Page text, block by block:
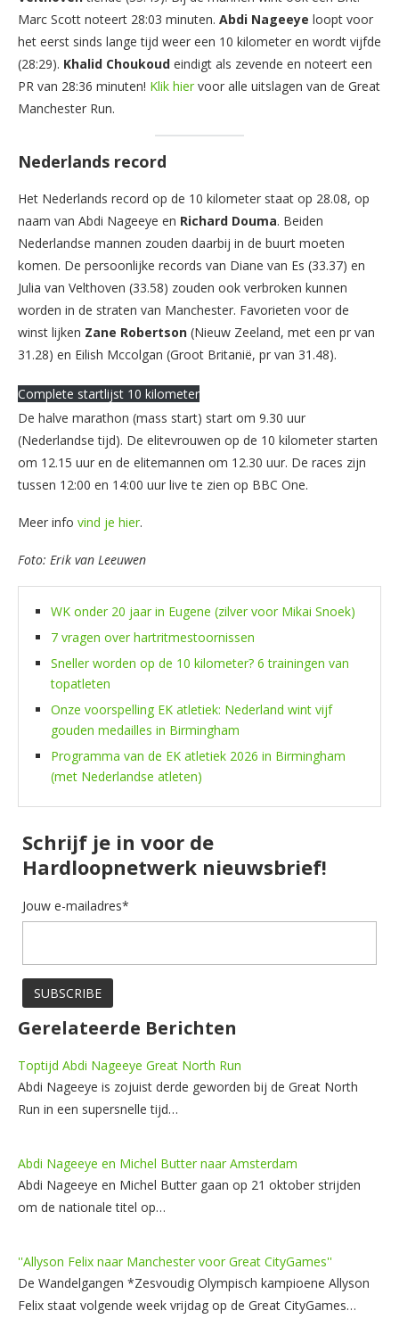
Marc Scott noteert 28:03 minuten. Abdi Nageeye loopt voor
het eerst sinds lange tijd weer een 10 kilometer en wordt vijfde
(28:29). Khalid Choukoud eindigt als zevende en noteert een
PR van 28:36 minuten! Klik hier voor alle uitslagen van de Great
Manchester Run.
Nederlands record
Het Nederlands record op de 10 kilometer staat op 28.08, op
naam van Abdi Nageeye en Richard Douma. Beiden
Nederlandse mannen zouden daarbij in de buurt moeten
komen. De persoonlijke records van Diane van Es (33.37) en
Julia van Velthoven (33.58) zouden ook verbroken kunnen
worden in de straten van Manchester. Favorieten voor de
winst lijken Zane Robertson (Nieuw Zeeland, met een pr van
31.28) en Eilish Mccolgan (Groot Britanië, pr van 31.48).
Complete startlijst 10 kilometer
De halve marathon (mass start) start om 9.30 uur
(Nederlandse tijd). De elitevrouwen op de 10 kilometer starten
om 12.15 uur en de elitemannen om 12.30 uur. De races zijn
tussen 12:00 en 14:00 uur live te zien op BBC One.
Meer info vind je hier.
Foto: Erik van Leeuwen
WK onder 20 jaar in Eugene (zilver voor Mikai Snoek)
7 vragen over hartritmestoornissen
Sneller worden op de 10 kilometer? 6 trainingen van
topatleten
Onze voorspelling EK atletiek: Nederland wint vijf
gouden medailles in Birmingham
Programma van de EK atletiek 2026 in Birmingham
(met Nederlandse atleten)
Schrijf je in voor de
Hardloopnetwerk nieuwsbrief!
Jouw e-mailadres*
Gerelateerde Berichten
Toptijd Abdi Nageeye Great North Run
Abdi Nageeye is zojuist derde geworden bij de Great North
Run in een supersnelle tijd…
Abdi Nageeye en Michel Butter naar Amsterdam
Abdi Nageeye en Michel Butter gaan op 21 oktober strijden
om de nationale titel op…
''Allyson Felix naar Manchester voor Great CityGames''
De Wandelgangen *Zesvoudig Olympisch kampioene Allyson
Felix staat volgende week vrijdag op de Great CityGames…